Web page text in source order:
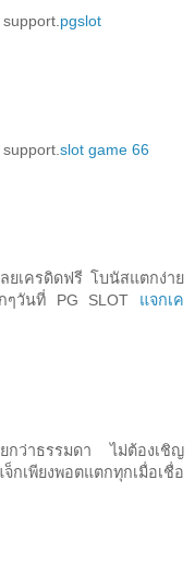
pgslot
slot game 66
ยเครดิดฟรี โบนัสแตกง่าย
กๆวันที่ PG SLOT แจกเค
กว่าธรรมดา ไม่ต้องเชิญ
กเพียงพอตแตกทุกเมื่อเชื่อ